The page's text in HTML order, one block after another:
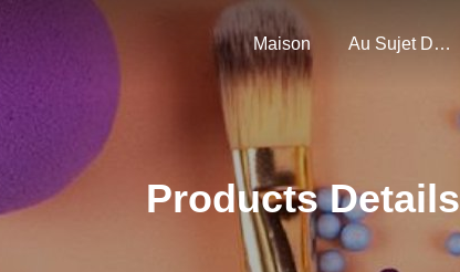
Maison Au Sujet De Nous
Products Details